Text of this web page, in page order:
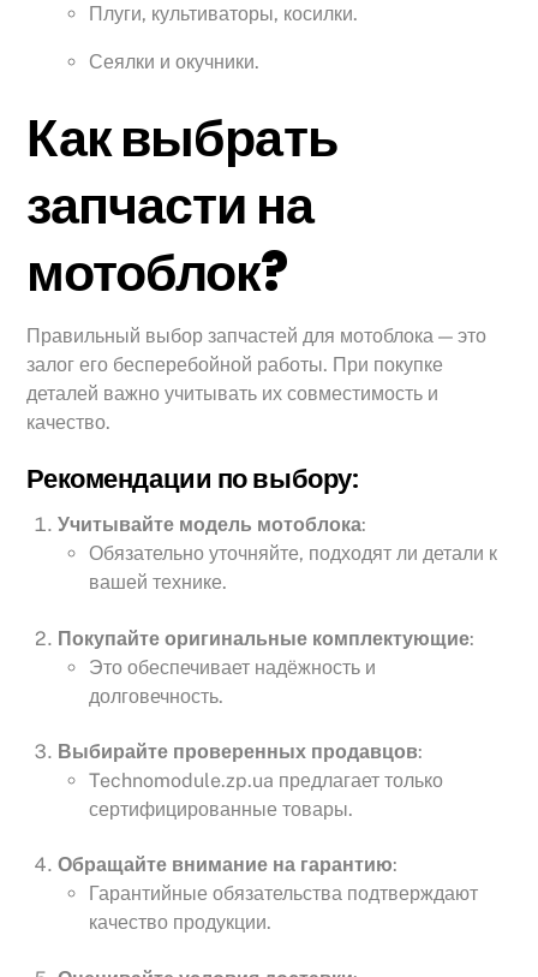
Плуги, культиваторы, косилки.
Сеялки и окучники.
Как выбрать
запчасти на
мотоблок?
Правильный выбор запчастей для мотоблока — это
залог его бесперебойной работы. При покупке
деталей важно учитывать их совместимость и
качество.
Рекомендации по выбору:
Учитывайте модель мотоблока:
Обязательно уточняйте, подходят ли детали к
вашей технике.
Покупайте оригинальные комплектующие:
Это обеспечивает надёжность и
долговечность.
Выбирайте проверенных продавцов:
Technomodule.zp.ua предлагает только
сертифицированные товары.
Обращайте внимание на гарантию:
Гарантийные обязательства подтверждают
качество продукции.